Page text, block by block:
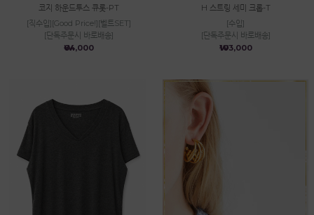
코지 하운드투스 큐롯-PT
[직수입][Good Price!][벨트SET]
[단독주문시 바로배송]
₩64,000
H 스트링 세미 크롭-T
[수입]
[단독주문시 바로배송]
₩103,000